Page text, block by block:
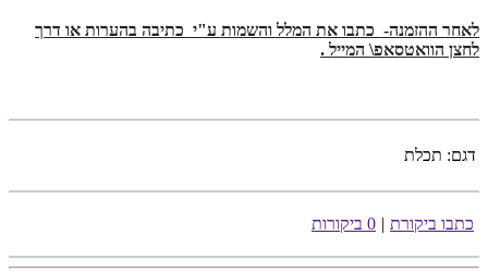
לאחר ההזמנה- כתבו את המלל והשמות ע"י כתיבה בהערות או דרך
לחצן הוואטסאפ\ המייל .
דגם: תכלת
כתבו ביקורת | 0 ביקורות